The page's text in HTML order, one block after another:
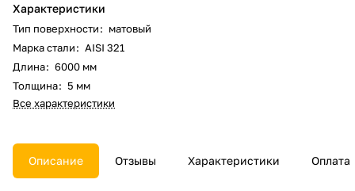
Характеристики
Тип поверхности: матовый
Марка стали: AISI 321
Длина: 6000 мм
Толщина: 5 мм
Все характеристики
Описание Отзывы Характеристики Оплата